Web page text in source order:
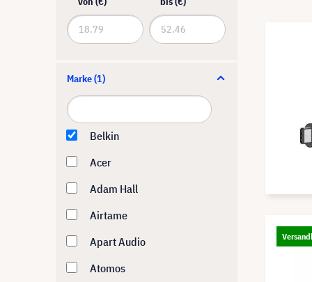
Marke(1)
Belkin
Acer
Adam Hall
Airtame
Apart Audio
Atomos